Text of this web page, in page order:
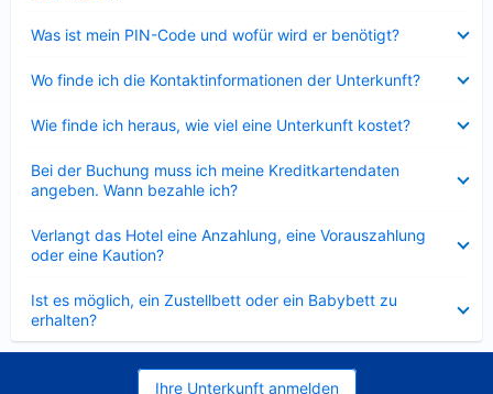
Was ist mein PIN-Code und wofür wird er benötigt?
Wo finde ich die Kontaktinformationen der Unterkunft?
Wie finde ich heraus, wie viel eine Unterkunft kostet?
Bei der Buchung muss ich meine Kreditkartendaten
angeben. Wann bezahle ich?
Verlangt das Hotel eine Anzahlung, eine Vorauszahlung
oder eine Kaution?
Ist es möglich, ein Zustellbett oder ein Babybett zu
erhalten?
Ihre Unterkunft anmelden